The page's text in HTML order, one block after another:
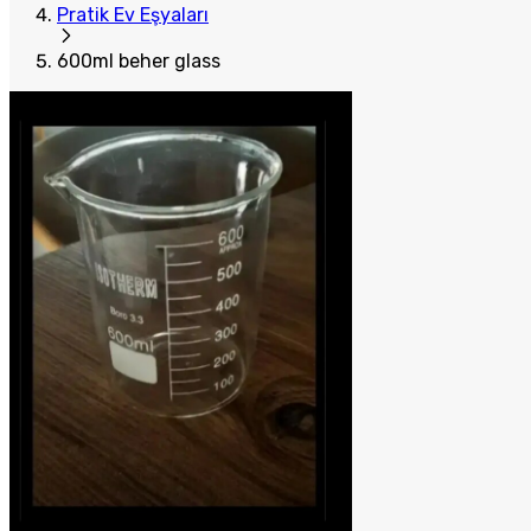
Pratik Ev Eşyaları
600ml beher glass